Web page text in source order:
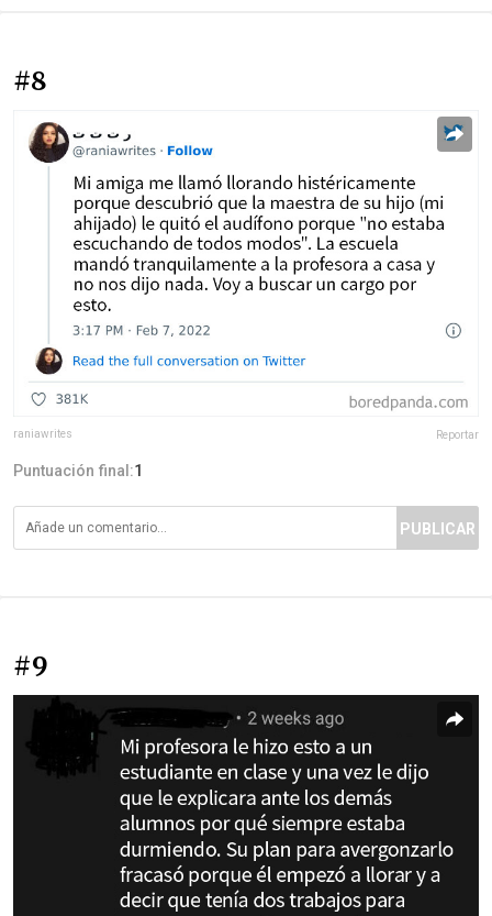
#8
raniawrites Reportar
Puntuación final:1
PUBLICAR
#9